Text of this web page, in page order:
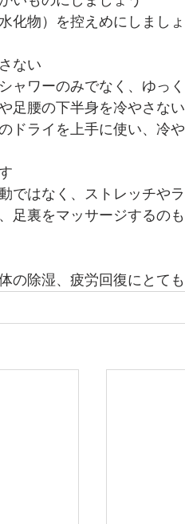
化物）を控えめにしましょ
ない
ャワーのみでなく、ゆっ
足腰の下半身を冷やさな
ドライを上手に使い、冷
ではなく、ストレッチや
足裏をマッサージするの
の除湿、疲労回復にとて